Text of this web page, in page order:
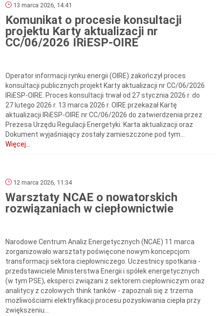
13 marca 2026, 14:41
Komunikat o procesie konsultacji
projektu Karty aktualizacji nr
CC/06/2026 IRiESP-OIRE
Operator informacji rynku energii (OIRE) zakończył proces
konsultacji publicznych projekt Karty aktualizacji nr CC/06/2026
IRiESP-OIRE. Proces konsultacji trwał od 27 stycznia 2026 r. do
27 lutego 2026 r. 13 marca 2026 r. OIRE przekazał Kartę
aktualizacji IRiESP-OIRE nr CC/06/2026 do zatwierdzenia przez
Prezesa Urzędu Regulacji Energetyki. Karta aktualizacji oraz
Dokument wyjaśniający zostały zamieszczone pod tym...
Więcej...
12 marca 2026, 11:34
Warsztaty NCAE o nowatorskich
rozwiązaniach w ciepłownictwie
Narodowe Centrum Analiz Energetycznych (NCAE) 11 marca
zorganizowało warsztaty poświęcone nowym koncepcjom
transformacji sektora ciepłowniczego. Uczestnicy spotkania -
przedstawiciele Ministerstwa Energii i spółek energetycznych
(w tym PSE), eksperci związani z sektorem ciepłowniczym oraz
analitycy z czołowych think tanków - zapoznali się z trzema
możliwościami elektryfikacji procesu pozyskiwania ciepła przy
zwiększeniu...